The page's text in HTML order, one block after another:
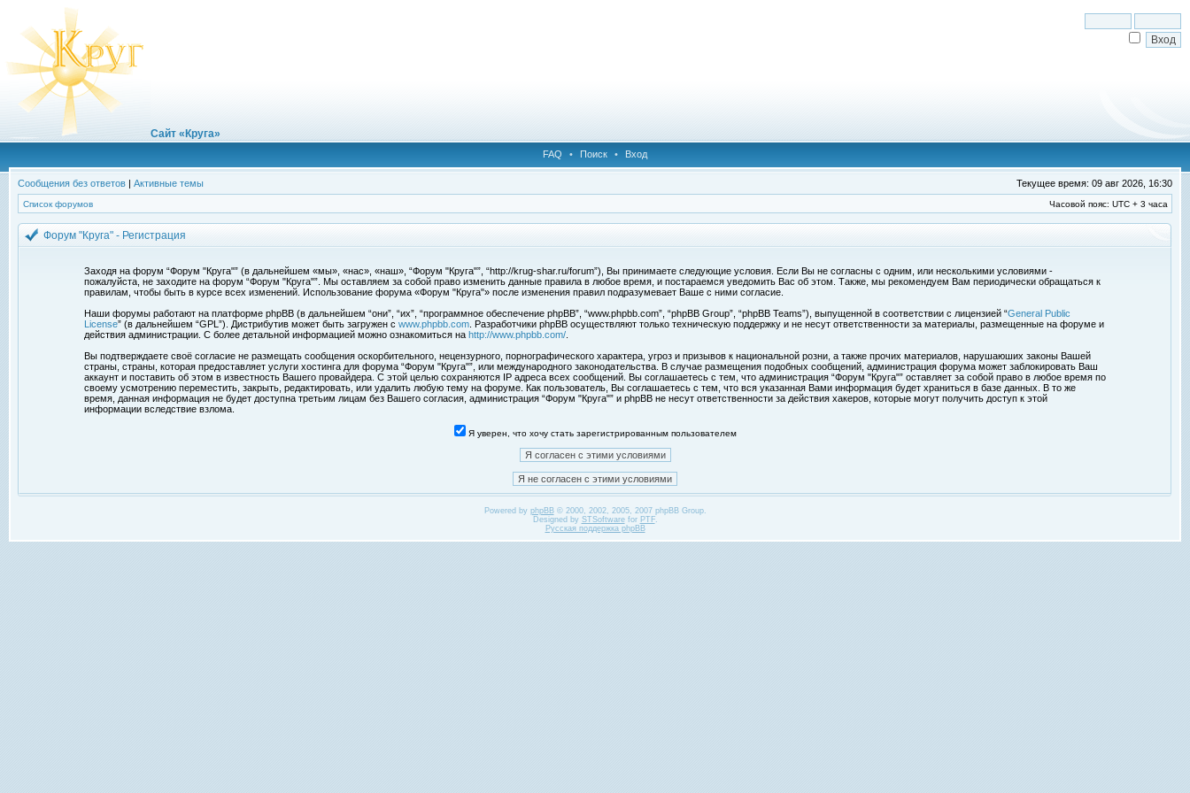
Сайт «Круга»
FAQ • Поиск • Вход
Сообщения без ответов | Активные темы Текущее время: 09 авг 2026, 16:30
Список форумов Часовой пояс: UTC + 3 часа
Форум "Круга" - Регистрация
Заходя на форум “Форум "Круга"” (в дальнейшем «мы», «нас», «наш», “Форум "Круга"”, “http://krug-shar.ru/forum”), Вы принимаете следующие условия. Если Вы не согласны с одним, или несколькими условиями -
пожалуйста, не заходите на форум “Форум "Круга"”. Мы оставляем за собой право изменить данные правила в любое время, и постараемся уведомить Вас об этом. Также, мы рекомендуем Вам периодически обращаться к
правилам, чтобы быть в курсе всех изменений. Использование форума «Форум "Круга"» после изменения правил подразумевает Ваше с ними согласие.
Наши форумы работают на платформе phpBB (в дальнейшем “они”, “их”, “программное обеспечение phpBB”, “www.phpbb.com”, “phpBB Group”, “phpBB Teams”), выпущенной в соответствии с лицензией “General Public
License” (в дальнейшем “GPL”). Дистрибутив может быть загружен с www.phpbb.com . Разработчики phpBB осуществляют только техническую поддержку и не несут ответственности за материалы, размещенные на форуме и
действия администрации. С более детальной информацией можно ознакомиться на http://www.phpbb.com/
Вы подтверждаете своё согласие не размещать сообщения оскорбительного, нецензурного, порнографического характера, угроз и призывов к национальной розни, а также прочих материалов, нарушаюших законы Вашей
страны, страны, которая предоставляет услуги хостинга для форума “Форум "Круга"”, или международного законодательства. В случае размещения подобных сообщений, администрация форума может заблокировать Ваш
аккаунт и поставить об этом в известность Вашего провайдера. С этой целью сохраняются IP адреса всех сообщений. Вы соглашаетесь с тем, что администрация “Форум "Круга"” оставляет за собой право в любое время по
своему усмотрению переместить, закрыть, редактировать, или удалить любую тему на форуме. Как пользователь, Вы соглашаетесь с тем, что вся указанная Вами информация будет храниться в базе данных. В то же
время, данная информация не будет доступна третьим лицам без Вашего согласия, администрация “Форум "Круга"” и phpBB не несут ответственности за действия хакеров, которые могут получить доступ к этой
информации вследствие взлома.
Я уверен, что хочу стать зарегистрированным пользователем
Powered by phpBB© 2000, 2002, 2005, 2007 phpBB Group.
Designed by STSoftwarefor PTF.
Русская поддержка phpBB